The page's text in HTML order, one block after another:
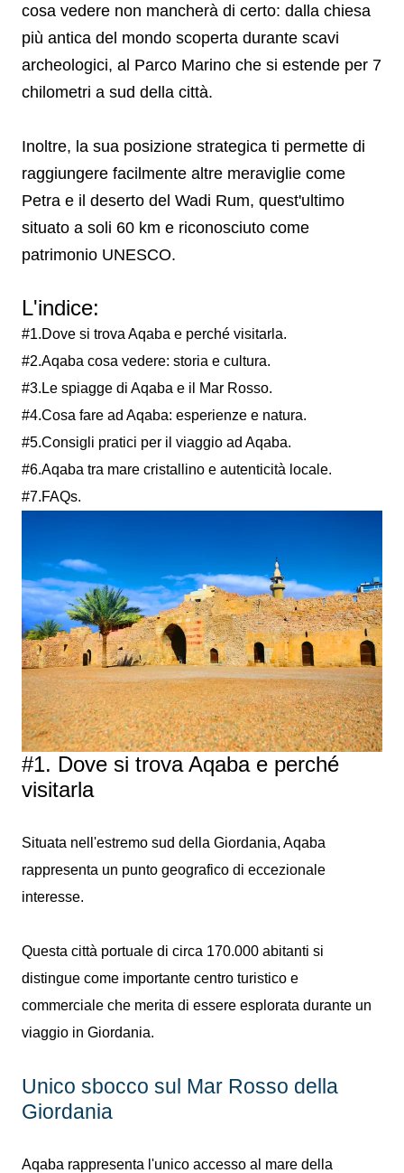
cosa vedere non mancherà di certo: dalla chiesa
più antica del mondo scoperta durante scavi
archeologici, al Parco Marino che si estende per 7
chilometri a sud della città.
Inoltre, la sua posizione strategica ti permette di
raggiungere facilmente altre meraviglie come
Petra e il deserto del Wadi Rum, quest'ultimo
situato a soli 60 km e riconosciuto come
patrimonio UNESCO.
L'indice:
#1.Dove si trova Aqaba e perché visitarla.
#2.Aqaba cosa vedere: storia e cultura.
#3.Le spiagge di Aqaba e il Mar Rosso.
#4.Cosa fare ad Aqaba: esperienze e natura.
#5.Consigli pratici per il viaggio ad Aqaba.
#6.Aqaba tra mare cristallino e autenticità locale.
#7.FAQs.
#1. Dove si trova Aqaba e perché
visitarla
Situata nell'estremo sud della Giordania, Aqaba
rappresenta un punto geografico di eccezionale
interesse.
Questa città portuale di circa 170.000 abitanti si
distingue come importante centro turistico e
commerciale che merita di essere esplorata durante un
viaggio in Giordania.
Unico sbocco sul Mar Rosso della
Giordania
Aqaba rappresenta l'unico accesso al mare della